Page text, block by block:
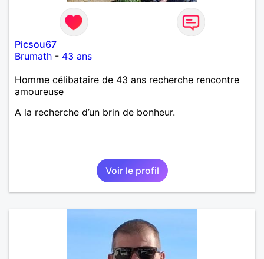
Picsou67
Brumath - 43 ans
Homme célibataire de 43 ans recherche rencontre
amoureuse
A la recherche d’un brin de bonheur.
Voir le profil